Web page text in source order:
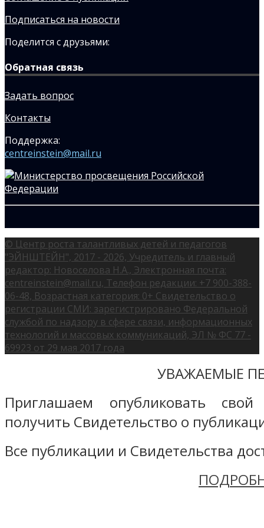
Подписаться на новости
Поделится с друзьями:
Обратная связь
Задать вопрос
Контакты
Поддержка:
centreinstein@mail.ru
© Центр роста талантливых детей и педагогов
"ЭЙНШТЕЙН", 2017 - 2026, Учредитель и главный
редактор: Новоселова Н.А., Электронная почта:
centreinstein@mail.ru, Телефон редакции: +7 900-388-
06-48, Возрастная категория: 0+ Свидетельство о
регистрации СМИ: зарегистрировано Федеральной
службой по надзору в сфере связи, информационных
технологий и массовых коммуникаций, ЭЛ № ФС 77 -
69923 от 29 мая 2017 года
УВАЖАЕМЫЕ
Приглашаем опубликовать
получить Свидетельство о
Все публикации и Свидетельства